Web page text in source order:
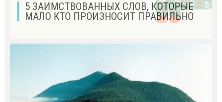
5 ЗАИМСТВОВАННЫХ СЛОВ, КОТОРЫЕ
МАЛО КТО ПРОИЗНОСИТ ПРАВИЛЬНО